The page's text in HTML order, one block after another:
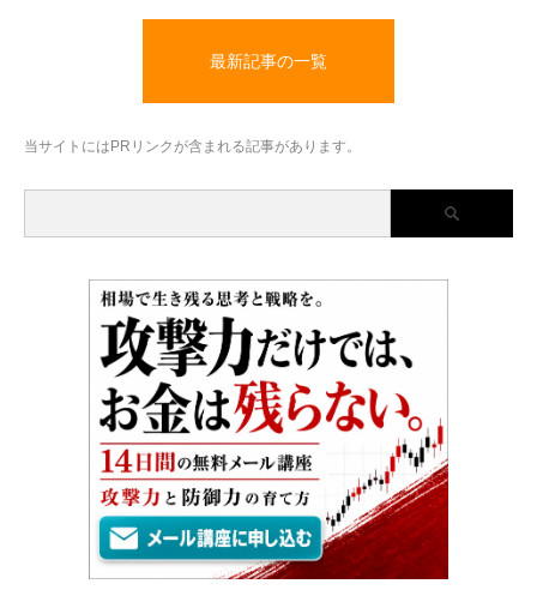
最新記事の一覧
当サイトにはPRリンクが含まれる記事があります。